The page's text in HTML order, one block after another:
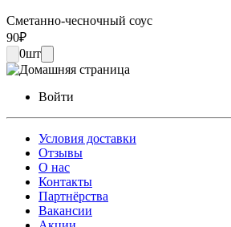
Сметанно-чесночный соус
90₽
0шт
Войти
Условия доставки
Отзывы
О нас
Контакты
Партнёрства
Вакансии